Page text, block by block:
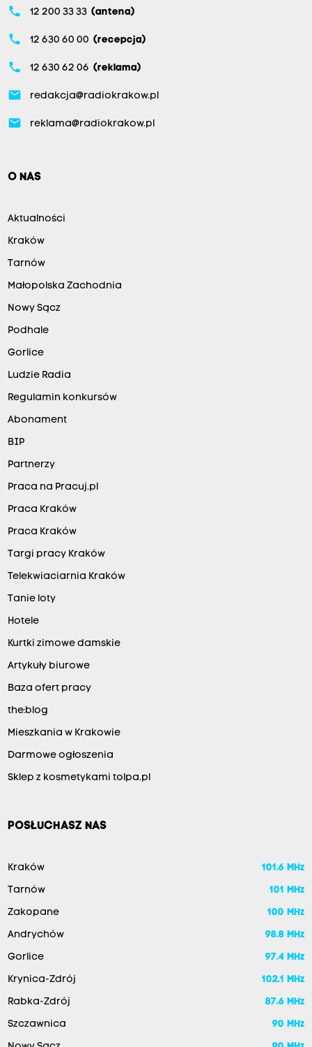
phone 12 200 33 33 (antena)
phone 12 630 60 00 (recepcja)
phone 12 630 62 06 (reklama)
email redakcja@radiokrakow.pl
email reklama@radiokrakow.pl
O NAS
Aktualności
Kraków
Tarnów
Małopolska Zachodnia
Nowy Sącz
Podhale
Gorlice
Ludzie Radia
Regulamin konkursów
Abonament
BIP
Partnerzy
Praca na Pracuj.pl
Praca Kraków
Praca Kraków
Targi pracy Kraków
Telekwiaciarnia Kraków
Tanie loty
Hotele
Kurtki zimowe damskie
Artykuły biurowe
Baza ofert pracy
the:blog
Mieszkania w Krakowie
Darmowe ogłoszenia
Sklep z kosmetykami tolpa.pl
POSŁUCHASZ NAS
Kraków 101.6 MHz
Tarnów 101 MHz
Zakopane 100 MHz
Andrychów 98.8 MHz
Gorlice 97.4 MHz
Krynica-Zdrój 102.1 MHz
Rabka-Zdrój 87.6 MHz
Szczawnica 90 MHz